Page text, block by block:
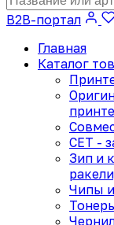
B2B-портал
Главная
Каталог
CET -
Зип и
Чипы